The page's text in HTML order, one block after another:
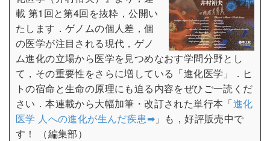
載 第1回と第4回を抜粋，公開い
たします．ゲノムの個人差，個
の医学が注目される現代，ゲノ
ム進化の立場から医学を見つめなおす学問分野とし
て，その重要性をさらに増している「進化医学」．ヒ
トの宿命と生命の原理にも迫る内容をぜひご一読くだ
さい．本連載から大幅加筆・改訂された単行本「進化
医学 人への進化が生んだ疾患➡ 」も，好評販売中で
す！ （編集部）